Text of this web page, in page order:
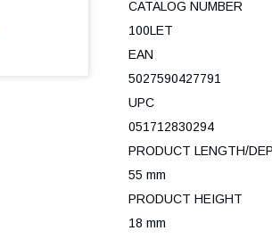
CATALOG NUMBER
100LET
EAN
5027590427791
UPC
051712830294
PRODUCT LENGTH/
55 mm
PRODUCT HEIGHT
18 mm